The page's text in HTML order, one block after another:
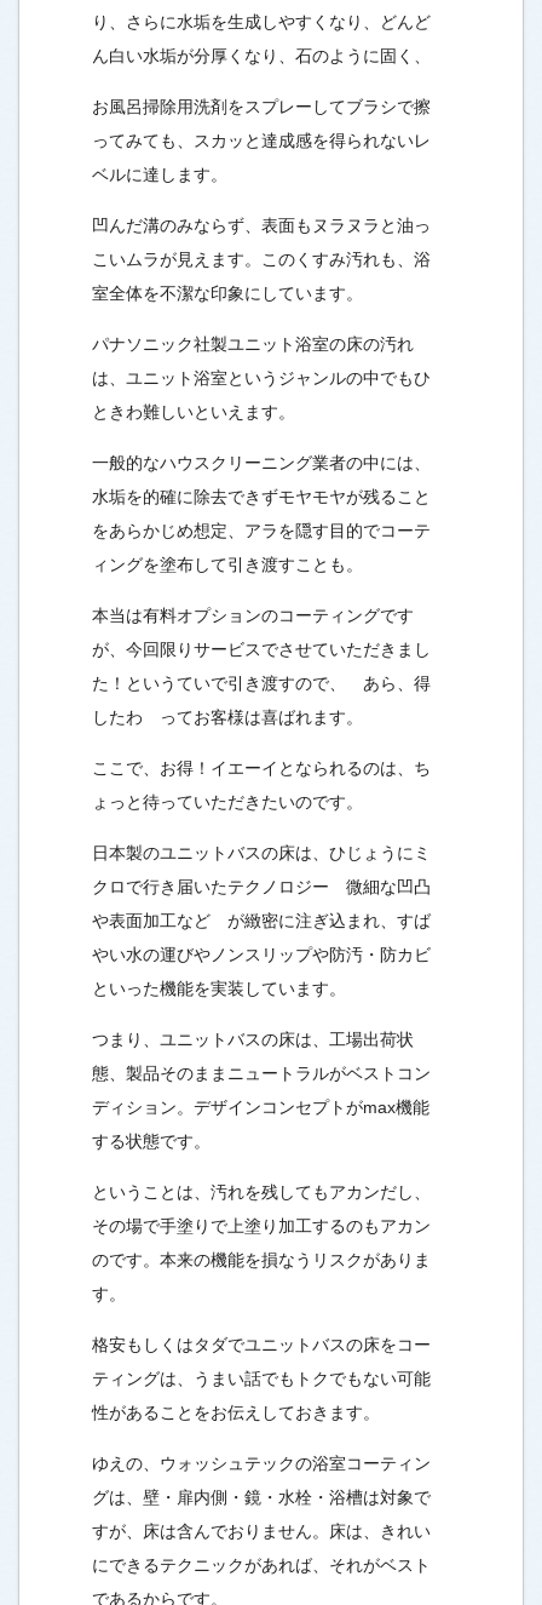
り、さらに水垢を生成しやすくなり、どんど
ん白い水垢が分厚くなり、石のように固く、
お風呂掃除用洗剤をスプレーしてブラシで擦
ってみても、スカッと達成感を得られないレ
ベルに達します。
凹んだ溝のみならず、表面もヌラヌラと油っ
こいムラが見えます。このくすみ汚れも、浴
室全体を不潔な印象にしています。
パナソニック社製ユニット浴室の床の汚れ
は、ユニット浴室というジャンルの中でもひ
ときわ難しいといえます。
一般的なハウスクリーニング業者の中には、
水垢を的確に除去できずモヤモヤが残ること
をあらかじめ想定、アラを隠す目的でコーテ
ィングを塗布して引き渡すことも。
本当は有料オプションのコーティングです
が、今回限りサービスでさせていただきまし
た！というていで引き渡すので、 あら、得
したわ ってお客様は喜ばれます。
ここで、お得！イエーイとなられるのは、ち
ょっと待っていただきたいのです。
日本製のユニットバスの床は、ひじょうにミ
クロで行き届いたテクノロジー 微細な凹凸
や表面加工など が緻密に注ぎ込まれ、すば
やい水の運びやノンスリップや防汚・防カビ
といった機能を実装しています。
つまり、ユニットバスの床は、工場出荷状
態、製品そのままニュートラルがベストコン
ディション。デザインコンセプトがmax機能
する状態です。
ということは、汚れを残してもアカンだし、
その場で手塗りで上塗り加工するのもアカン
のです。本来の機能を損なうリスクがありま
す。
格安もしくはタダでユニットバスの床をコー
ティングは、うまい話でもトクでもない可能
性があることをお伝えしておきます。
ゆえの、ウォッシュテックの浴室コーティン
グは、壁・扉内側・鏡・水栓・浴槽は対象で
すが、床は含んでおりません。床は、きれい
にできるテクニックがあれば、それがベスト
であるからです。